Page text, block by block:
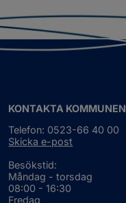
KONTAKTA KOMMUNEN
Telefon: 0523-66 40 00
Skicka e-post
Besökstid:
Måndag - torsdag
08:00 - 16:30
Fredag